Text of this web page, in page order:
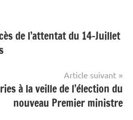
de l’attentat du 14-Juillet
Article suivant
à la veille de l’élection du
nouveau Premier ministre